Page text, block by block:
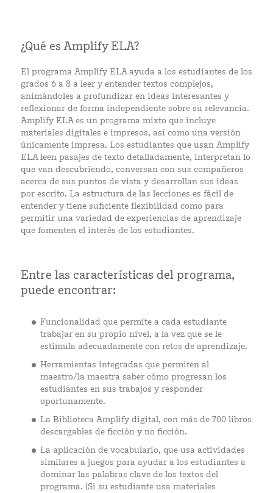
¿Qué es Amplify ELA?
El programa Amplify ELA ayuda a los estudiantes de los
grados 6 a 8 a leer y entender textos complejos,
animándoles a profundizar en ideas interesantes y
reflexionar de forma independiente sobre su relevancia.
Amplify ELA es un programa mixto que incluye
materiales digitales e impresos, así como una versión
únicamente impresa. Los estudiantes que usan Amplify
ELA leen pasajes de texto detalladamente, interpretan lo
que van descubriendo, conversan con sus compañeros
acerca de sus puntos de vista y desarrollan sus ideas
por escrito. La estructura de las lecciones es fácil de
entender y tiene suficiente flexibilidad como para
permitir una variedad de experiencias de aprendizaje
que fomenten el interés de los estudiantes.
Entre las características del programa,
puede encontrar:
Funcionalidad que permite a cada estudiante
trabajar en su propio nivel, a la vez que se le
estimula adecuadamente con retos de aprendizaje.
Herramientas integradas que permiten al
maestro/la maestra saber cómo progresan los
estudiantes en sus trabajos y responder
oportunamente.
La Biblioteca Amplify digital, con más de 700 libros
descargables de ficción y no ficción.
La aplicación de vocabulario, que usa actividades
similares a juegos para ayudar a los estudiantes a
dominar las palabras clave de los textos del
programa. (Si su estudiante usa materiales